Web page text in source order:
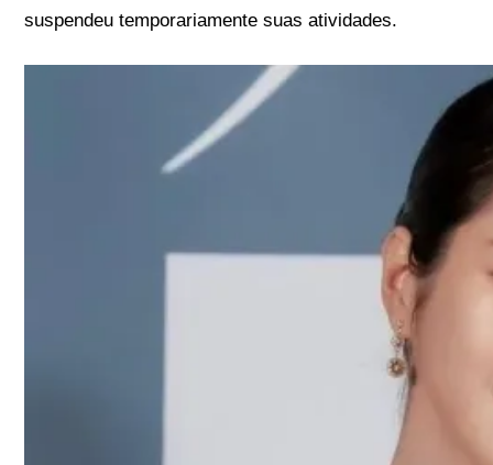
suspendeu temporariamente suas atividades.